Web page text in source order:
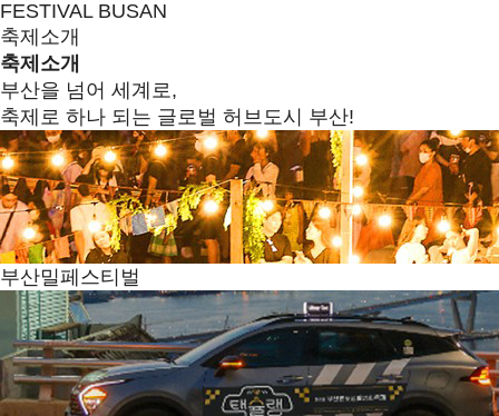
FESTIVAL BUSAN
축제소개
축제소개
부산을 넘어 세계로,
축제로 하나 되는 글로벌 허브도시 부산!
부산밀페스티벌